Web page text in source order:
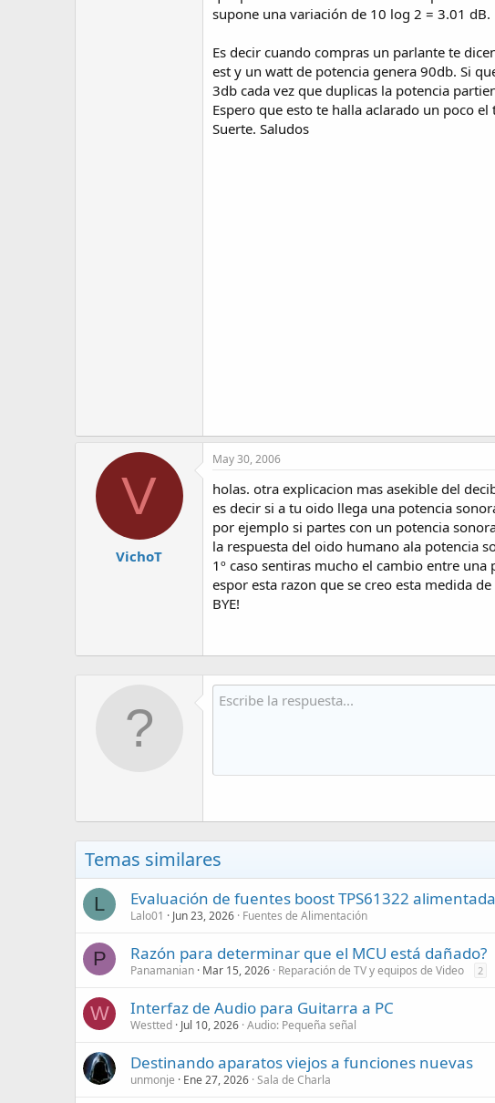
supone una variación de 10 log 2 = 3.01 dB.
Es decir cuando compras un parlante te
est y un watt de potencia genera 90db. Si
3db cada vez que duplicas la potencia
Espero que esto te halla aclarado un poco
Suerte. Saludos
V
VichoT
May 30, 2006
holas. otra explicacion mas asekible del
es decir si a tu oido llega una potencia
por ejemplo si partes con un potencia
la respuesta del oido humano ala potencia
1º caso sentiras mucho el cambio entre
espor esta razon que se creo esta medida
BYE!
Temas similares
L Evaluación de fuentes boost TPS61322
Lalo01 Jun 23, 2026 Fuentes de Alimentación
P Razón para determinar que el MCU está dañado?
Panamanian Mar 15, 2026 Reparación de TV y equipos de Video 2
W Interfaz de Audio para Guitarra a PC
Westted Jul 10, 2026 Audio: Pequeña señal
Destinando aparatos viejos a funciones nuevas
unmonje Ene 27, 2026 Sala de Charla